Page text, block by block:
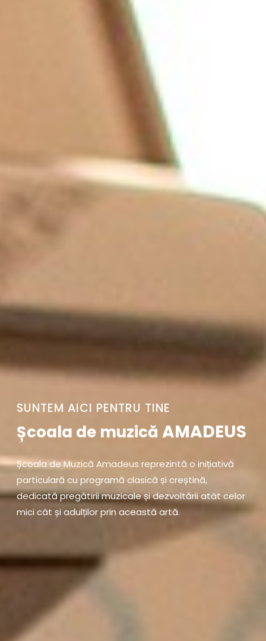
SUNTEM AICI PENTRU TINE
Școala de muzică AMADEUS
Școala de Muzică Amadeus reprezintă o inițiativă
particulară cu programă clasică și creștină,
dedicată pregătirii muzicale și dezvoltării atât celor
mici cât și adulților prin această artă.